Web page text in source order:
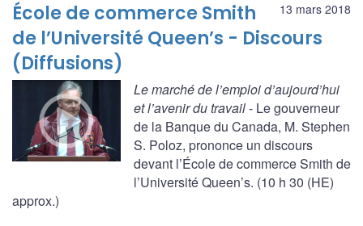
13 mars 2018
École de commerce Smith
de l’Université Queen’s - Discours
(Diffusions)
Le marché de l’emploi d’aujourd’hui
et l’avenir du travail- Le gouverneur
de la Banque du Canada, M. Stephen
S. Poloz, prononce un discours
devant l’École de commerce Smith de
l’Université Queen’s. (10 h 30 (HE)
approx.)